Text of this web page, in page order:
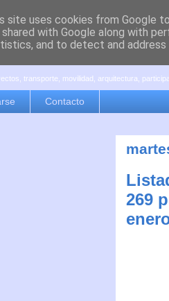
transporte, movilidad, arquitectura,
Contacto
269
site uses cookies from Google
shared with Google along with
and to detect and address